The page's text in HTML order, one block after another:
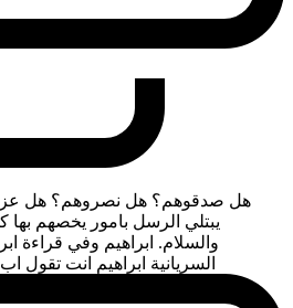
هل صدقوهم؟ هل نصروهم؟ هل
يبتلي الرسل بامور يخصهم بها
والسلام. ابراهيم وفي قراءة
السريانية ابراهيم انت تقول